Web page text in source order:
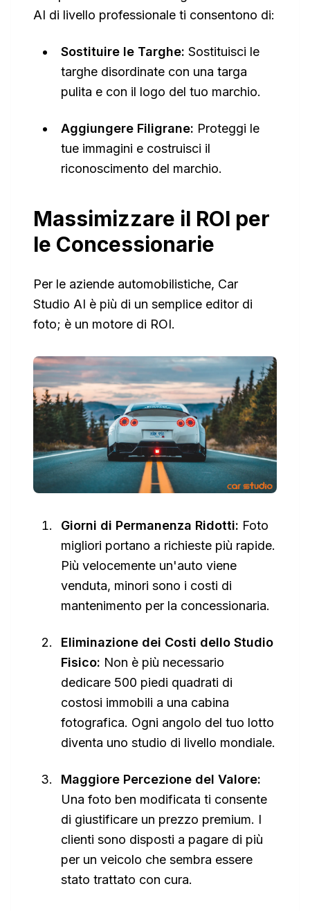
AI di livello professionale ti consentono di:
Sostituire le Targhe: Sostituisci le
targhe disordinate con una targa
pulita e con il logo del tuo marchio.
Aggiungere Filigrane: Proteggi le
tue immagini e costruisci il
riconoscimento del marchio.
Massimizzare il ROI per
le Concessionarie
Per le aziende automobilistiche, Car
Studio AI è più di un semplice editor di
foto; è un motore di ROI.
Giorni di Permanenza Ridotti: Foto
migliori portano a richieste più rapide.
Più velocemente un'auto viene
venduta, minori sono i costi di
mantenimento per la concessionaria.
Eliminazione dei Costi dello Studio
Fisico: Non è più necessario
dedicare 500 piedi quadrati di
costosi immobili a una cabina
fotografica. Ogni angolo del tuo lotto
diventa uno studio di livello mondiale.
Maggiore Percezione del Valore:
Una foto ben modificata ti consente
di giustificare un prezzo premium. I
clienti sono disposti a pagare di più
per un veicolo che sembra essere
stato trattato con cura.